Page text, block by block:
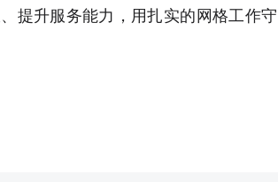
提升服务能力，用扎实的网格工作守